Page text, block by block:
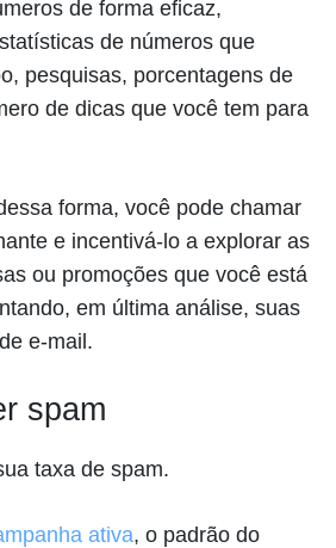
de forma eficaz,
de números que
pesquisas, porcentagens de
de dicas que você tem para
forma, você pode chamar
e incentivá-lo a explorar as
ou promoções que você está
em última análise, suas
e-mail.
spam
taxa de spam.
ativa, o padrão do